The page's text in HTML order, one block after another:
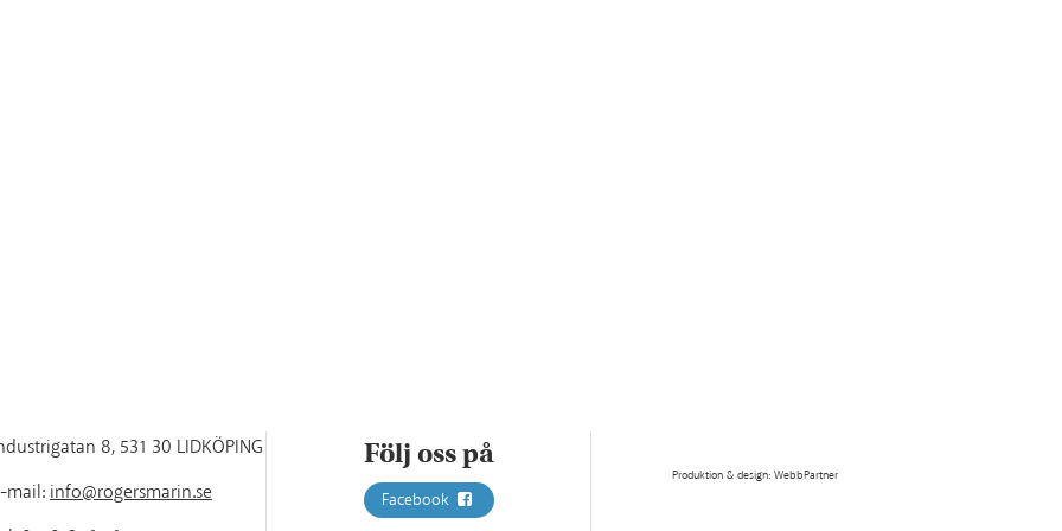
8, 531 30 LIDKÖPING
mail:info@rogersmarin.se
Följ oss på
Facebook
Produktion & design: WebbPartner